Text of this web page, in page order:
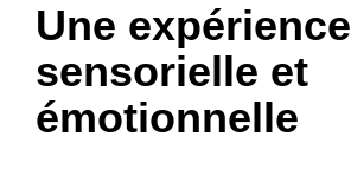
Une expérience
sensorielle et
émotionnelle